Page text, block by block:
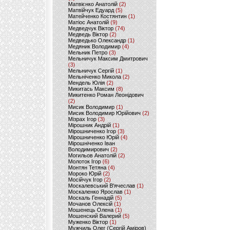
Матвієнко Анатолій (2)
Матвійчук Едуард(5)
Матейченко Костянтин (1)
Матіос Анатолій (9)
Медведчук Віктор(74)
Медведь Віктор (2)
Медведько Олександр (1)
Медяник Володимир(4)
Мельник Петро (3)
Мельничук Максим Дмитрович
(3)
Мельничук Сергій (1)
Мельніченко Микола (2)
Мендель Юлія (2)
Микитась Максим (8)
Микитенко Роман Леонідович
(2)
Мисик Володимир (1)
Мисик Володимир Юрійович(2)
Мізрах Ігор(3)
Мірошник Андрій(1)
Мірошниченко Ігор (3)
Мірошниченко Юрій(4)
Мірошніченко Іван
Володимирович (2)
Могильов Анатолій (2)
Молоток Ігор (6)
Монтян Тетяна (4)
Мороко Юрій(2)
Мосійчук Ігор (2)
Москалевський В'ячеслав (1)
Москаленко Ярослав (1)
Москаль Геннадій (5)
Мочанов Олексій(1)
Мошенець Олена(1)
Мошенский Валерий (5)
Муженко Віктор (1)
Мужчиль Олег (Сергій Аміров)